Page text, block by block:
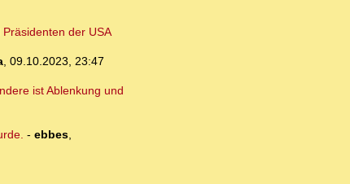
der USA
, 09.10.2023, 23:47
ist Ablenkung und
- ebbes,